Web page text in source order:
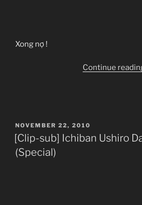
Xong nợ !
Continue
POSTED
ON
NOVEMBER 22, 2010
[Clip-sub] Ichiban Ushiro
(Special)